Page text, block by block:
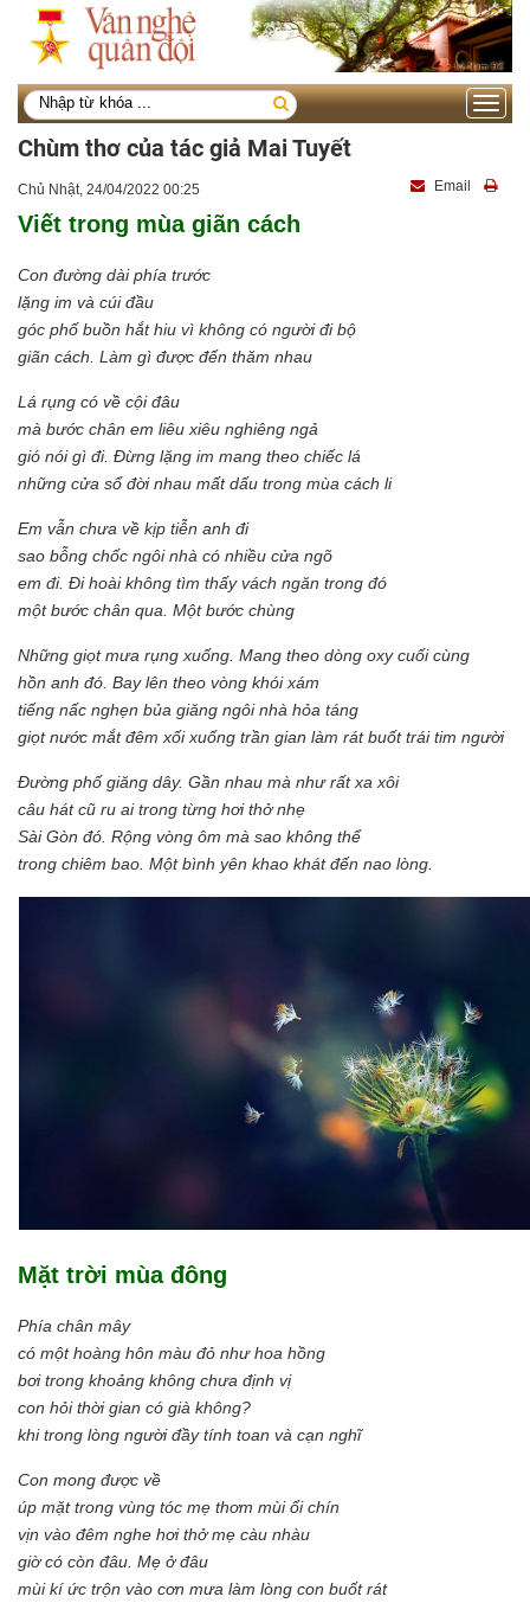
Toggle
Chùm thơ của tác giả Mai Tuyết
Chủ Nhật, 24/04/2022 00:25 Email
Viết trong mùa giãn cách
Con đường dài phía trước
lặng im và cúi đầu
góc phố buồn hắt hiu vì không có người đi bộ
giãn cách. Làm gì được đến thăm nhau
Lá rụng có về cội đâu
mà bước chân em liêu xiêu nghiêng ngả
gió nói gì đi. Đừng lặng im mang theo chiếc lá
những cửa sổ đời nhau mất dấu trong mùa cách li
Em vẫn chưa về kịp tiễn anh đi
sao bỗng chốc ngôi nhà có nhiều cửa ngõ
em đi. Đi hoài không tìm thấy vách ngăn trong đó
một bước chân qua. Một bước chùng
Những giọt mưa rụng xuống. Mang theo dòng oxy cuối cùng
hồn anh đó. Bay lên theo vòng khói xám
tiếng nấc nghẹn bủa giăng ngôi nhà hỏa táng
giọt nước mắt đêm xối xuống trần gian làm rát buốt trái tim người
Đường phố giăng dây. Gần nhau mà như rất xa xôi
câu hát cũ ru ai trong từng hơi thở nhẹ
Sài Gòn đó. Rộng vòng ôm mà sao không thể
trong chiêm bao. Một bình yên khao khát đến nao lòng.
Mặt trời mùa đông
Phía chân mây
có một hoàng hôn màu đỏ như hoa hồng
bơi trong khoảng không chưa định vị
con hỏi thời gian có già không?
khi trong lòng người đầy tính toan và cạn nghĩ
Con mong được về
úp mặt trong vùng tóc mẹ thơm mùi ổi chín
vịn vào đêm nghe hơi thở mẹ càu nhàu
giờ có còn đâu. Mẹ ở đâu
mùi kí ức trộn vào cơn mưa làm lòng con buốt rát